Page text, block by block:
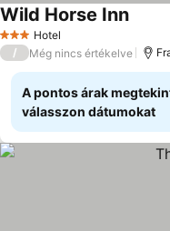
3 Kategória
Hotel
Wild Horse InnÁrak
/ Még nincs értékelve
A pontos árak
válasszon dátumokat